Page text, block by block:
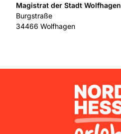
Magistrat der Stadt Wolfhagen
Burgstraße
34466 Wolfhagen